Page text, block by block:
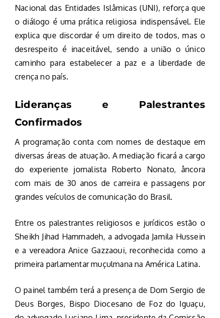
Nacional das Entidades Islâmicas (UNI), reforça que
o diálogo é uma prática religiosa indispensável. Ele
explica que discordar é um direito de todos, mas o
desrespeito é inaceitável, sendo a união o único
caminho para estabelecer a paz e a liberdade de
crença no país.
Lideranças e Palestrantes
Confirmados
A programação conta com nomes de destaque em
diversas áreas de atuação. A mediação ficará a cargo
do experiente jornalista Roberto Nonato, âncora
com mais de 30 anos de carreira e passagens por
grandes veículos de comunicação do Brasil.
Entre os palestrantes religiosos e jurídicos estão o
Sheikh Jihad Hammadeh, a advogada Jamila Hussein
e a vereadora Anice Gazzaoui, reconhecida como a
primeira parlamentar muçulmana na América Latina.
O painel também terá a presença de Dom Sergio de
Deus Borges, Bispo Diocesano de Foz do Iguaçu,